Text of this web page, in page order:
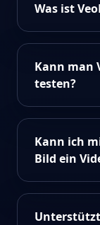
Was ist
Kann man
testen?
Kann ich
Bild ein
Unterstützt